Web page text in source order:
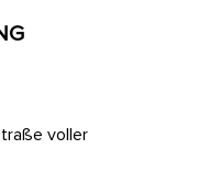
voller